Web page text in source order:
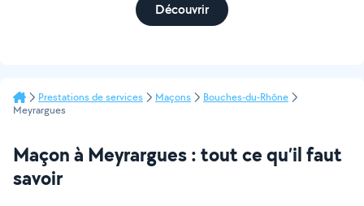
Découvrir
Prestations de services Maçons
Bouches-du-Rhône
Meyrargues
Maçon à Meyrargues : tout ce qu’il faut
savoir